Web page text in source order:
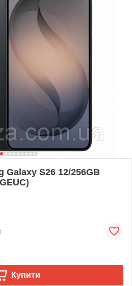
S26 12/256GB
Купити